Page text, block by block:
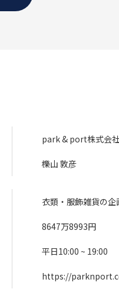
park & port株式会社
櫟山 敦彦
衣類・服飾雑貨の
8647万8993円
平日10:00 ~ 19:00
https://